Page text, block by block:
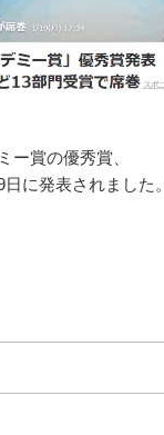
ー賞の優秀賞、
に発表されました。